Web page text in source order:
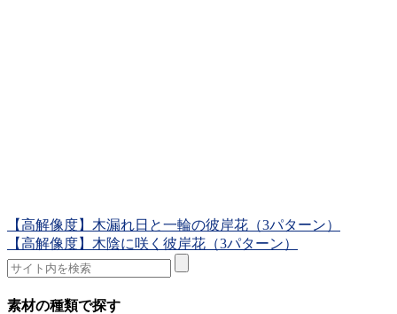
【高解像度】木漏れ日と一輪の彼岸花（3パターン）
【高解像度】木陰に咲く彼岸花（3パターン）
素材の種類で探す